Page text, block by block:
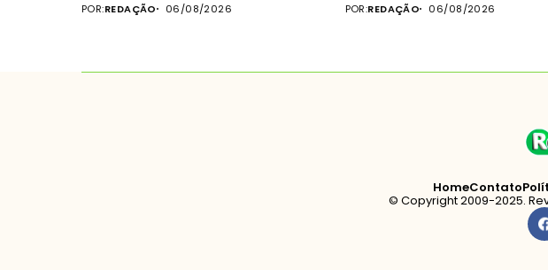
POR:REDAÇÃO 06/08/2026 POR:REDAÇÃO 06/08/2026
HomeContato
© Copyright 2009-2025.